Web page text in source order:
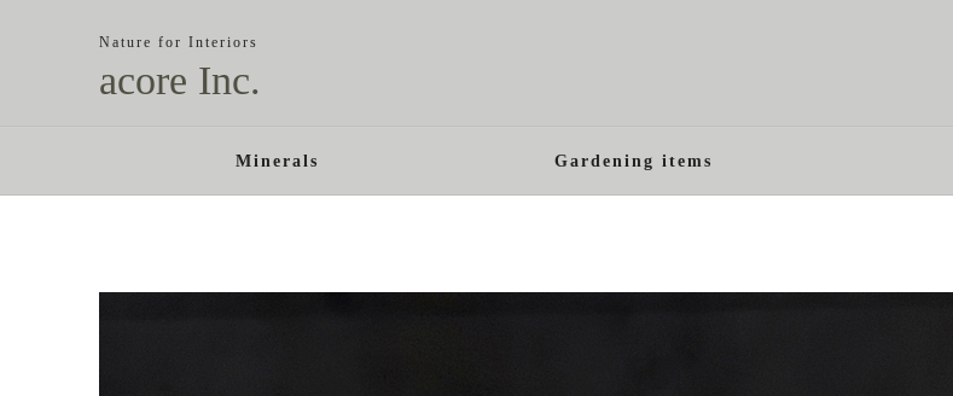
Nature for Interiors
acore Inc.
Minerals Gardening items